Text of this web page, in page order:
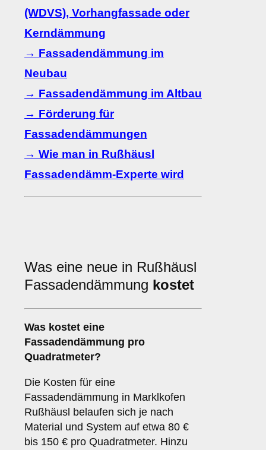
(WDVS), Vorhangfassade oder
Kerndämmung
→ Fassadendämmung im
Neubau
→ Fassadendämmung im Altbau
→ Förderung für
Fassadendämmungen
→ Wie man in Rußhäusl
Fassadendämm-Experte wird
Was eine neue in Rußhäusl
Fassadendämmung kostet
Was kostet eine
Fassadendämmung pro
Quadratmeter?
Die Kosten für eine
Fassadendämmung in Marklkofen
Rußhäusl belaufen sich je nach
Material und System auf etwa 80 €
bis 150 € pro Quadratmeter. Hinzu